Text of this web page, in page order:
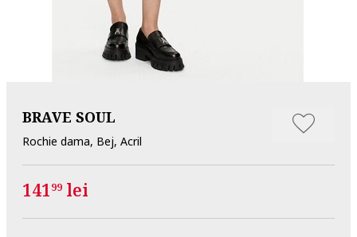
BRAVE SOUL
Rochie dama, Bej, Acril
14199 lei